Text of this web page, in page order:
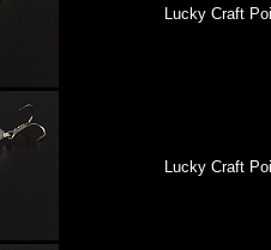
Lucky Craft
Lucky Craft